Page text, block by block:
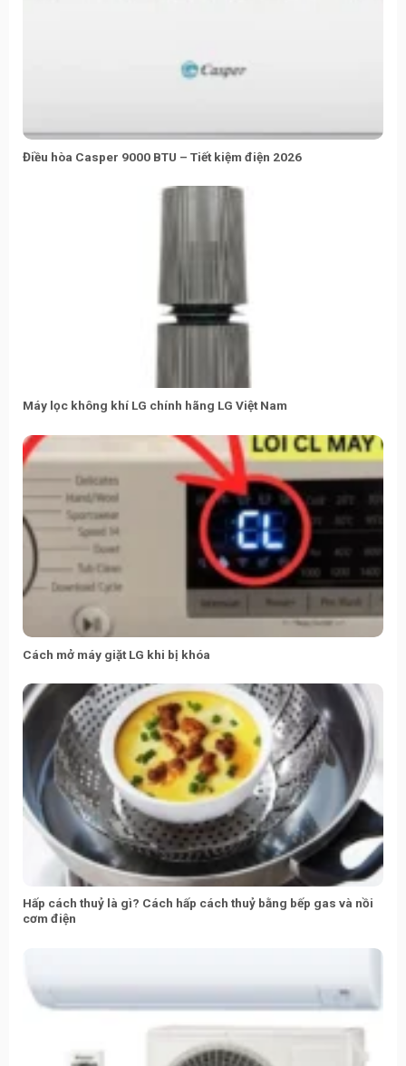
Điều hòa Casper 9000 BTU – Tiết kiệm điện 2026
Máy lọc không khí LG chính hãng LG Việt Nam
Cách mở máy giặt LG khi bị khóa
Hấp cách thuỷ là gì? Cách hấp cách thuỷ bằng bếp gas và nồi
cơm điện